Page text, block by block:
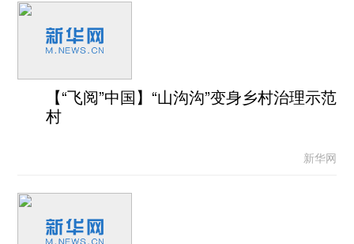
【“飞阅”中国】“山沟沟”变身乡村治理示范
村
新华网